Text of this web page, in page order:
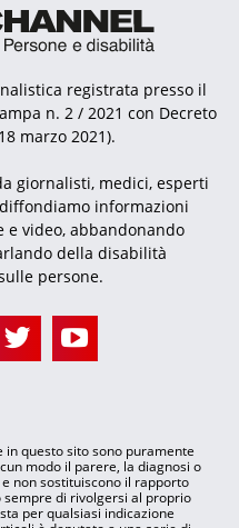
registrata presso il
n. 2 / 2021 con Decreto
marzo 2021).
giornalisti, medici, esperti
informazioni
video, abbandonando
della disabilità
persone.
questo sito sono puramente
modo il parere, la diagnosi o
non sostituiscono il rapporto
sempre di rivolgersi al proprio
per qualsiasi indicazione